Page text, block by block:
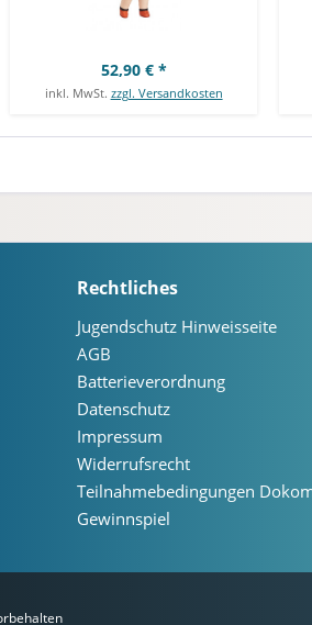
52,90 € *
inkl. MwSt. zzgl. Versandkosten
Rechtliches
Jugendschutz Hinweisseite
AGB
Batterieverordnung
Datenschutz
Impressum
Widerrufsrecht
Teilnahmebedingungen
Gewinnspiel